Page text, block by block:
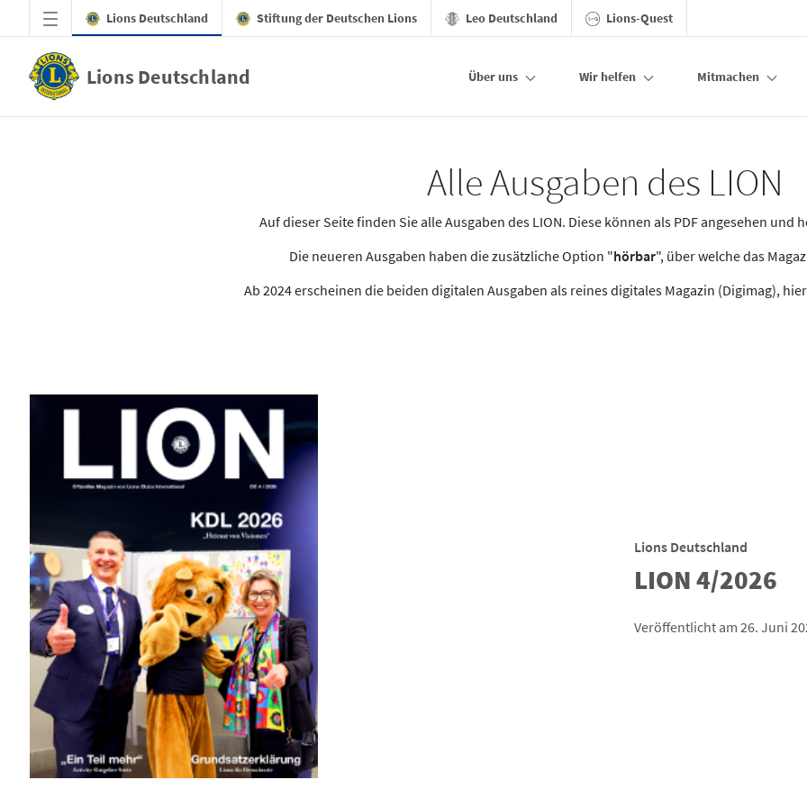
Zum Hauptinhalt springen
Lions Deutschland Stiftung der Deutschen Lions Leo Deutschland Lions-Quest
Lions Deutschland Über uns Wir helfen Mitmachen
Alle Ausgaben des LION
Auf dieser Seite finden Sie alle Ausgaben des LION. Diese können als PDF angesehen und
Die neueren Ausgaben haben die zusätzliche Option "hörbar", über welche das
Ab 2024 erscheinen die beiden digitalen Ausgaben als reines digitales Magazin (Digimag),
Lions Deutschland
LION 4/2026
Veröffentlicht am 26. Juni